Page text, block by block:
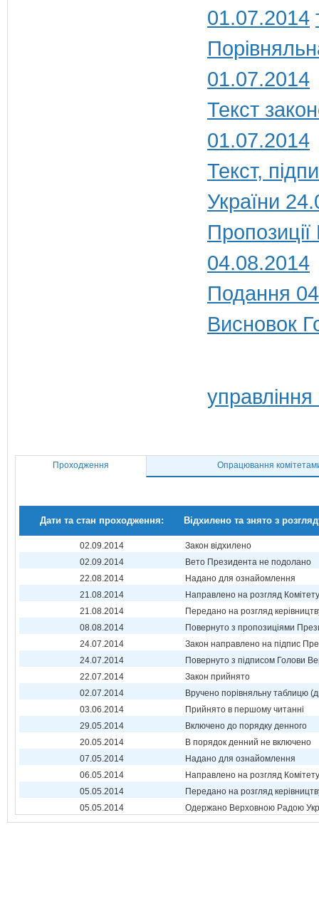
01.07.2014
01.07.2014
Текст
01.07.2014
Текст,
України
04.08.2014
Подання
Висновок
Проходження Опрацювання
Дати та стан проходження: Відхилено та знято з
02.09.2014
Закон відхилено
02.09.2014
Вето Президента не подолано
22.08.2014
Надано для ознайомлення
21.08.2014
Направлено на розгляд Комітету
21.08.2014
Передано на розгляд
08.08.2014
Повернуто з пропозиціями
24.07.2014
Закон направлено на підпис
24.07.2014
Повернуто з підписом Голови
22.07.2014
Закон прийнято
02.07.2014
Вручено порівняльну таблицю
03.06.2014
Прийнято в першому читанні
29.05.2014
Включено до порядку денного
20.05.2014
В порядок денний не включено
07.05.2014
Надано для ознайомлення
06.05.2014
Направлено на розгляд Комітету
05.05.2014
Передано на розгляд
05.05.2014
Одержано Верховною Радою